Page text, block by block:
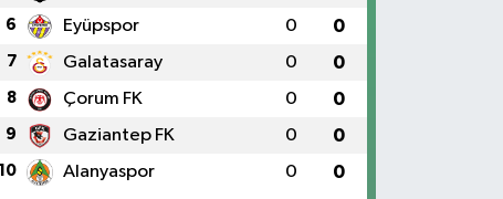
6 Eyüpspor 0 0
7 Galatasaray 0 0
8 Çorum FK 0 0
9 Gaziantep FK 0 0
10 Alanyaspor 0 0